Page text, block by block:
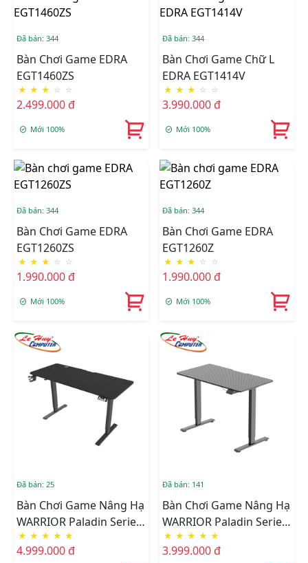
Đã bán: 344
Bàn Chơi Game EDRA
EGT1460ZS
★ ★ ★ ☆ ☆
2.499.000 đ
Mới 100%
Đã bán: 344
Bàn Chơi Game Chữ L
EDRA EGT1414V
★ ★ ★ ☆ ☆
3.990.000 đ
Mới 100%
Đã bán: 344
Bàn Chơi Game EDRA
EGT1260ZS
★ ★ ★ ☆ ☆
1.990.000 đ
Mới 100%
Đã bán: 344
Bàn Chơi Game EDRA
EGT1260Z
★ ★ ★ ☆ ☆
1.990.000 đ
Mới 100%
Đã bán: 25
Bàn Chơi Game Nâng Hạ
WARRIOR Paladin Series
WGT606 Pro Black
★ ★ ★ ★ ★
4.999.000 đ
Đã bán: 141
Bàn Chơi Game Nâng Hạ
WARRIOR Paladin Series
WGT604 (Đen)
★ ★ ★ ★ ★
3.999.000 đ